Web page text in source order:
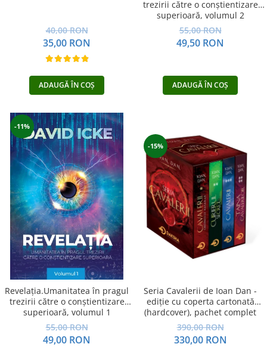
Seria Masaru Emoto
Inspiraţie divină
Îngeri
Vindecare spirituală
Viaţa de după moarte
Cristale
Supă de pui pentru suflet
Yoga
Oracol
Spiritualitate şi ştiinţă
Fără categorie
Cunoaștere
40,00 RON
35,00 RON
ADAUGĂ ÎN COȘ
trezirii către o conştientizare
superioară, volumul 2
55,00 RON
49,50 RON
ADAUGĂ ÎN COȘ
-11%
Revelația.Umanitatea în pragul
trezirii către o conştientizare
superioară, volumul 1
55,00 RON
49,00 RON
-15%
Seria Cavalerii de Ioan Dan -
ediție cu coperta cartonată
(hardcover), pachet complet
390,00 RON
330,00 RON